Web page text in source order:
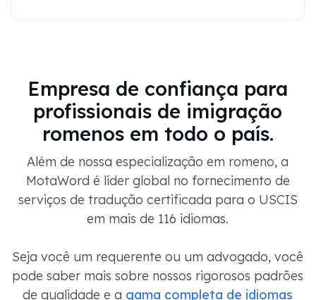
Empresa de confiança para
profissionais de imigração
romenos em todo o país.
Além de nossa especialização em romeno, a
MotaWord é líder global no fornecimento de
serviços de tradução certificada para o USCIS
em mais de 116 idiomas.
Seja você um requerente ou um advogado, você
pode saber mais sobre nossos rigorosos padrões
de qualidade e a gama completa de idiomas